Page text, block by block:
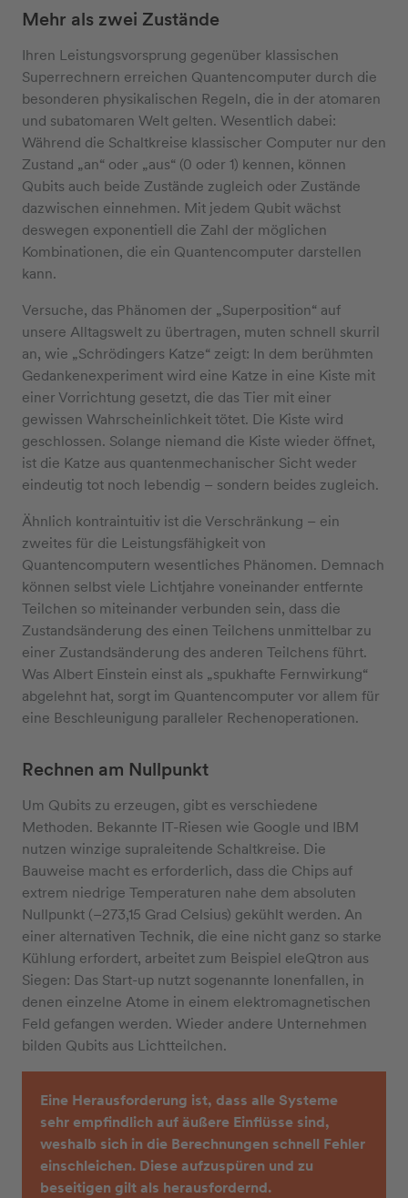
Mehr als zwei Zustände
Ihren Leistungsvorsprung gegenüber klassischen
Superrechnern erreichen Quantencomputer durch die
besonderen physikalischen Regeln, die in der atomaren
und subatomaren Welt gelten. Wesentlich dabei:
Während die Schaltkreise klassischer Computer nur den
Zustand „an“ oder „aus“ (0 oder 1) kennen, können
Qubits auch beide Zustände zugleich oder Zustände
dazwischen einnehmen. Mit jedem Qubit wächst
deswegen exponentiell die Zahl der möglichen
Kombinationen, die ein Quantencomputer darstellen
kann.
Versuche, das Phänomen der „Superposition“ auf
unsere Alltagswelt zu übertragen, muten schnell skurril
an, wie „Schrödingers Katze“ zeigt: In dem berühmten
Gedankenexperiment wird eine Katze in eine Kiste mit
einer Vorrichtung gesetzt, die das Tier mit einer
gewissen Wahrscheinlichkeit tötet. Die Kiste wird
geschlossen. Solange niemand die Kiste wieder öffnet,
ist die Katze aus quantenmechanischer Sicht weder
eindeutig tot noch lebendig – sondern beides zugleich.
Ähnlich kontraintuitiv ist die Verschränkung – ein
zweites für die Leistungsfähigkeit von
Quantencomputern wesentliches Phänomen. Demnach
können selbst viele Lichtjahre voneinander entfernte
Teilchen so miteinander verbunden sein, dass die
Zustandsänderung des einen Teilchens unmittelbar zu
einer Zustandsänderung des anderen Teilchens führt.
Was Albert Einstein einst als „spukhafte Fernwirkung“
abgelehnt hat, sorgt im Quantencomputer vor allem für
eine Beschleunigung paralleler Rechenoperationen.
Rechnen am Nullpunkt
Um Qubits zu erzeugen, gibt es verschiedene
Methoden. Bekannte IT-Riesen wie Google und IBM
nutzen winzige supraleitende Schaltkreise. Die
Bauweise macht es erforderlich, dass die Chips auf
extrem niedrige Temperaturen nahe dem absoluten
Nullpunkt (–273,15 Grad Celsius) gekühlt werden. An
einer alternativen Technik, die eine nicht ganz so starke
Kühlung erfordert, arbeitet zum Beispiel eleQtron aus
Siegen: Das Start-up nutzt sogenannte Ionenfallen, in
denen einzelne Atome in einem elektromagnetischen
Feld gefangen werden. Wieder andere Unternehmen
bilden Qubits aus Lichtteilchen.
Eine Herausforderung ist, dass alle Systeme
sehr empfindlich auf äußere Einflüsse sind,
weshalb sich in die Berechnungen schnell Fehler
einschleichen. Diese aufzuspüren und zu
beseitigen gilt als herausfordernd.